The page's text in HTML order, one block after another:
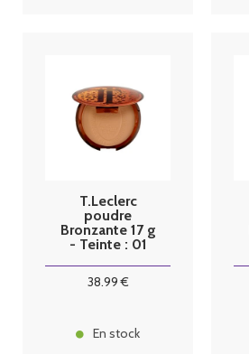
T.Leclerc
poudre
Bronzante 17 g
- Teinte : 01
38.99€
En stock